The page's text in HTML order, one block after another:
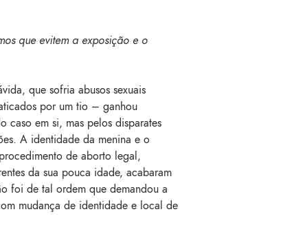
que evitem a exposição e o
que sofria abusos sexuais
por um tio – ganhou
caso em si, mas pelos disparates
A identidade da menina e o
de aborto legal,
da sua pouca idade, acabaram
foi de tal ordem que demandou a
mudança de identidade e local de